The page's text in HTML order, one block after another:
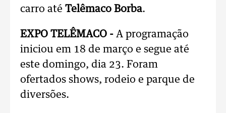
carro até Telêmaco Borba.
EXPO TELÊMACO - A programação
iniciou em 18 de março e segue até
este domingo, dia 23. Foram
ofertados shows, rodeio e parque de
diversões.